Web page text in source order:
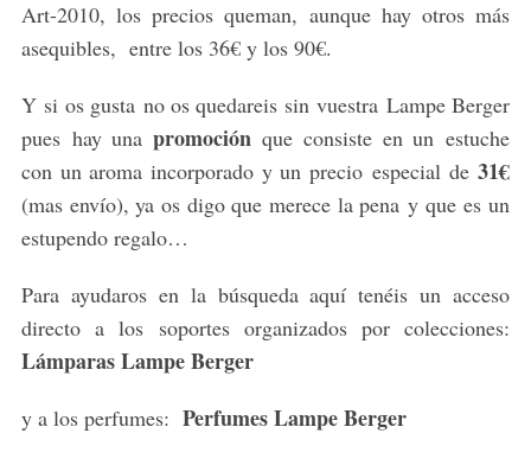
Art-2010, los precios queman, aunque hay otros más
asequibles, entre los 36€ y los 90€.
Y si os gusta no os quedareis sin vuestra Lampe Berger
pues hay unapromoción que consiste en un estuche
con un aroma incorporado y un precio especial de31€
(mas envío), ya os digo que merece la pena y que es un
estupendo regalo…
Para ayudaros en la búsqueda aquí tenéis un acceso
directo a los soportes organizados por colecciones:
Lámparas Lampe Berger
y a los perfumes: Perfumes Lampe Berger